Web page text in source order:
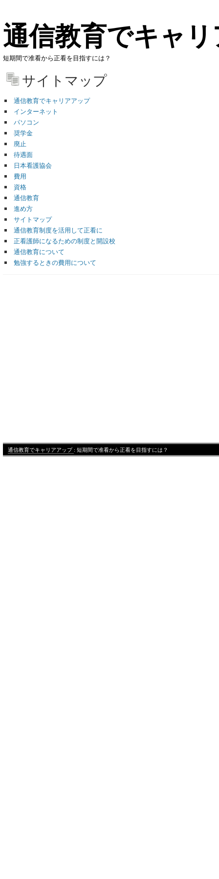
通信教育でキャ
短期間で准看から正看を目指すには？
サイトマップ
通信教育でキャリアアップ
インターネット
パソコン
奨学金
廃止
待遇面
日本看護協会
費用
資格
通信教育
進め方
サイトマップ
通信教育制度を活用して正看に
正看護師になるための制度と開設校
通信教育について
勉強するときの費用について
通信教育でキャリアアップ : 短期間で准看から正看を目指すには？